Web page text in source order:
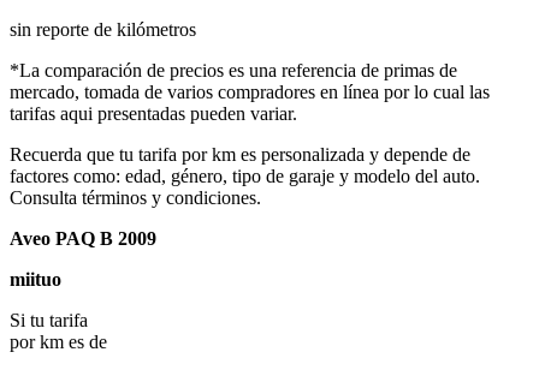
sin reporte de kilómetros
*La comparación de precios es una referencia de primas de
mercado, tomada de varios compradores en línea por lo cual las
tarifas aqui presentadas pueden variar.
Recuerda que tu tarifa por km es personalizada y depende de
factores como: edad, género, tipo de garaje y modelo del auto.
Consulta términos y condiciones.
Aveo PAQ B 2009
miituo
Si tu tarifa
por km es de